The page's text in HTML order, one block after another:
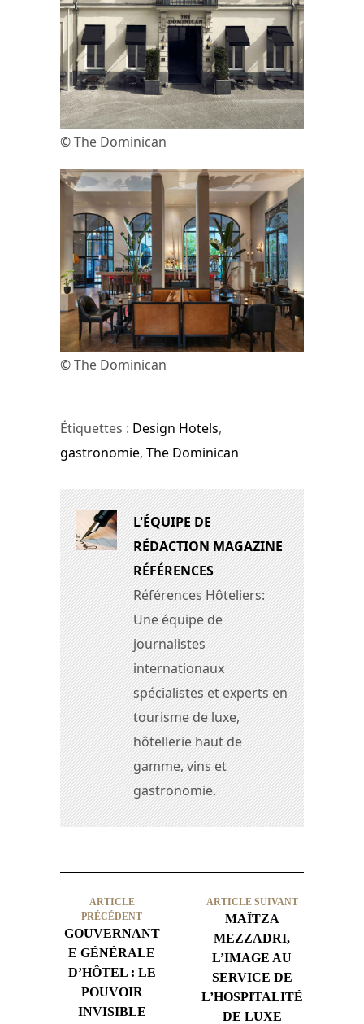
© The Dominican
© The Dominican
Étiquettes : Design Hotels,
gastronomie, The Dominican
L'ÉQUIPE DE
RÉDACTION MAGAZINE
RÉFÉRENCES
Références Hôteliers:
Une équipe de
journalistes
internationaux
spécialistes et experts en
tourisme de luxe,
hôtellerie haut de
gamme, vins et
gastronomie.
ARTICLE
PRÉCÉDENT
GOUVERNANT
E GÉNÉRALE
D’HÔTEL : LE
POUVOIR
INVISIBLE
ARTICLE SUIVANT
MAÏTZA
MEZZADRI,
L’IMAGE AU
SERVICE DE
L’HOSPITALITÉ
DE LUXE